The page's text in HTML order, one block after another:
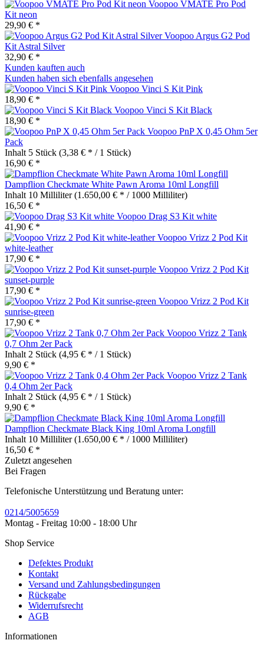
Voopoo VMATE Pro Pod
Kit neon
29,90 € *
Voopoo Argus G2 Pod
Kit Astral Silver
32,90 € *
Kunden kauften auch
Kunden haben sich ebenfalls angesehen
Voopoo Vinci S Kit Pink
18,90 € *
Voopoo Vinci S Kit Black
18,90 € *
Voopoo PnP X 0,45 Ohm 5er
Pack
Inhalt 5 Stück (3,38 € * / 1 Stück)
16,90 € *
Dampflion Checkmate White Pawn Aroma 10ml Longfill
Inhalt 10 Milliliter(1.650,00 € * / 1000 Milliliter)
16,50 € *
Voopoo Drag S3 Kit white
41,90 € *
Voopoo Vrizz 2 Pod Kit
white-leather
17,90 € *
Voopoo Vrizz 2 Pod Kit
sunset-purple
17,90 € *
Voopoo Vrizz 2 Pod Kit
sunrise-green
17,90 € *
Voopoo Vrizz 2 Tank
0,7 Ohm 2er Pack
Inhalt 2 Stück (4,95 € * / 1 Stück)
9,90 € *
Voopoo Vrizz 2 Tank
0,4 Ohm 2er Pack
Inhalt 2 Stück (4,95 € * / 1 Stück)
9,90 € *
Dampflion Checkmate Black King 10ml Aroma Longfill
Inhalt 10 Milliliter(1.650,00 € * / 1000 Milliliter)
16,50 € *
Zuletzt angesehen
Bei Fragen
Telefonische Unterstützung und Beratung unter:
0214/5005659
Montag - Freitag 10:00 - 18:00 Uhr
Shop Service
Defektes Produkt
Kontakt
Versand und Zahlungsbedingungen
Rückgabe
Widerrufsrecht
AGB
Informationen